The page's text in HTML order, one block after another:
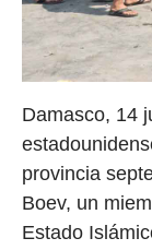
Damasco, 14
provincia
Boev, un
Estado